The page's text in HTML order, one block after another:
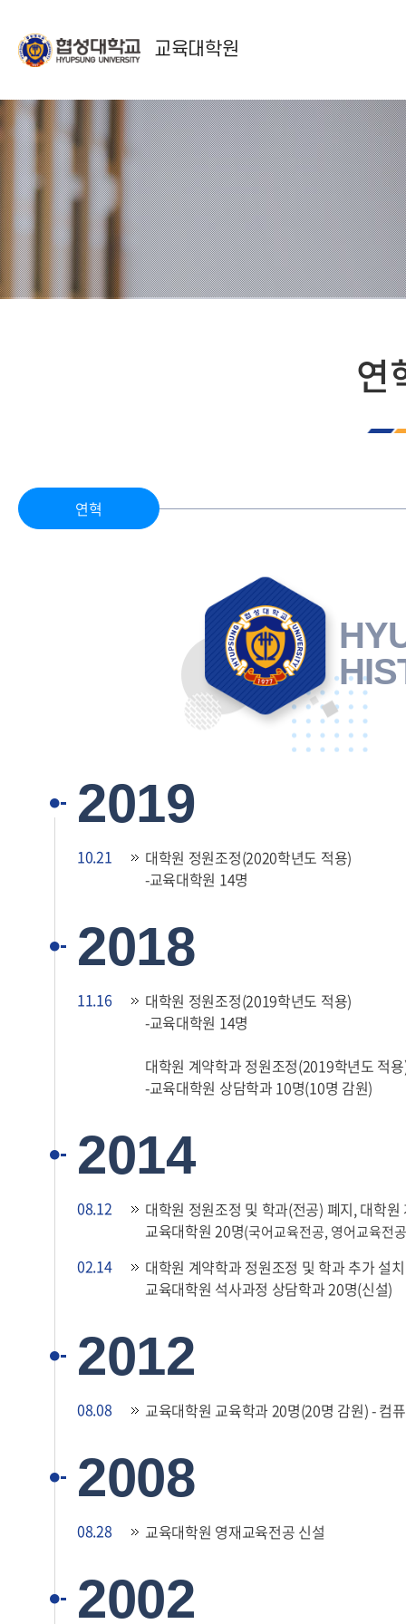
교육대학원
연
연혁
2019
10.21
대학원 정원조정(2020학년도 적용)
-교육대학원 14명
2018
11.16
대학원 정원조정(2019학년도 적용)
-교육대학원 14명
대학원 계약학과 정원조정(2019학년도 적
-교육대학원 상담학과 10명(10명 감원)
2014
08.12
대학원 정원조정 및 학과(전공) 폐지, 대학
교육대학원 20명(국어교육전공, 영어교육전
02.14
대학원 계약학과 정원조정 및 학과 추가 설
교육대학원 석사과정 상담학과 20명(신설)
2012
08.08 교육대학원 교육학과 20명(20명 감원) - 컴
2008
08.28 교육대학원 영재교육전공 신설
2002